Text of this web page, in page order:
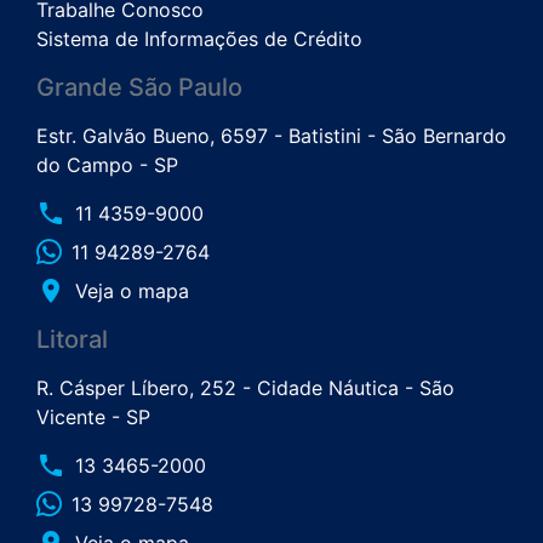
Trabalhe Conosco
Sistema de Informações de Crédito
Grande São Paulo
Estr. Galvão Bueno, 6597 - Batistini - São Bernardo
do Campo - SP
phone 11 4359-9000
11 94289-2764
place Veja o mapa
Litoral
R. Cásper Líbero, 252 - Cidade Náutica - São
Vicente - SP
phone 13 3465-2000
13 99728-7548